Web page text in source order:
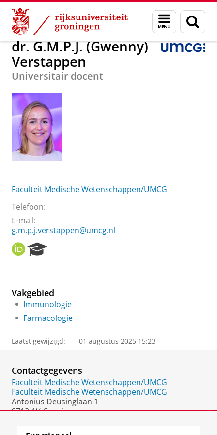
Skip
Content
Skip
Navigation
Menu
en
zoeken
Over ons dr. G.M.P.J. (Gwenny) Verstappen
dr. G.M.P.J. (Gwenny)
Verstappen
Universitair docent
Faculteit Medische Wetenschappen/UMCG
Telefoon:
E-mail:
g.m.p.j.verstappen@umcg.nl
O
R
I
e
r
c
h
r
l
Vakgebied
Immunologie
Farmacologie
Laatst gewijzigd: 01 augustus 2025 15:23
Contactgegevens
Faculteit Medische Wetenschappen/UMCG
Faculteit Medische Wetenschappen/UMCG
Antonius Deusinglaan 1
9713 AV Groningen